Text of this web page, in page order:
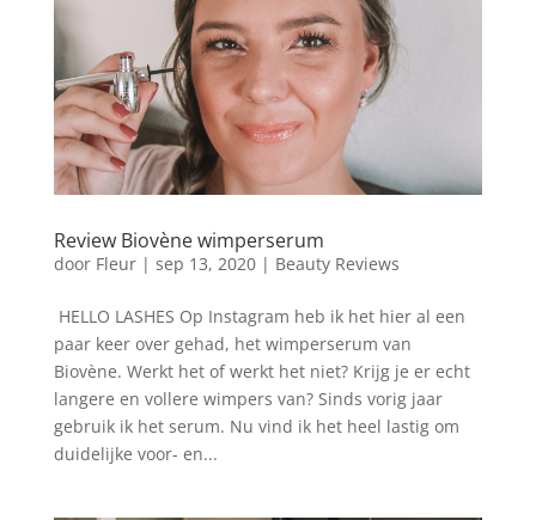
Review Biovène wimperserum
door Fleur| sep 13, 2020| Beauty Reviews
HELLO LASHES Op Instagram heb ik het hier al een
paar keer over gehad, het wimperserum van
Biovène. Werkt het of werkt het niet? Krijg je er echt
langere en vollere wimpers van? Sinds vorig jaar
gebruik ik het serum. Nu vind ik het heel lastig om
duidelijke voor- en...